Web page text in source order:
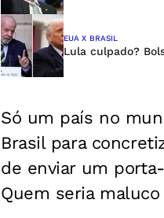
EUA X BRASIL
Lula culpado?
Só um país no
Brasil para
de enviar um
Quem seria